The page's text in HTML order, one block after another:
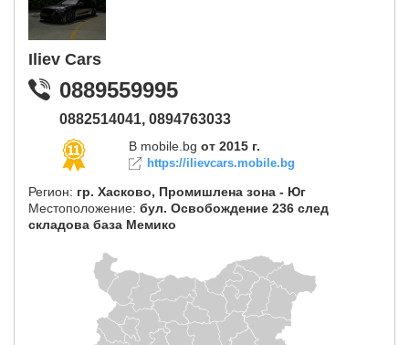
Iliev Cars
0889559995
0882514041, 0894763033
В mobile.bg от 2015 г.
https://ilievcars.mobile.bg
Регион: гр. Хасково, Промишлена зона - Юг
Местоположение: бул. Освобождение 236 след
складова база Мемико